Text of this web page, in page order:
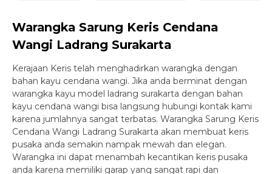
Warangka Sarung Keris Cendana
Wangi Ladrang Surakarta
Kerajaan Keris telah menghadirkan warangka dengan
bahan kayu cendana wangi. Jika anda berminat dengan
warangka kayu model ladrang surakarta dengan bahan
kayu cendana wangi bisa langsung hubungi kontak kami
karena jumlahnya sangat terbatas. Warangka Sarung Keris
Cendana Wangi Ladrang Surakarta akan membuat keris
pusaka anda semakin nampak mewah dan elegan.
Warangka ini dapat menambah kecantikan keris pusaka
anda karena memiliki garap yang sangat rapi dan